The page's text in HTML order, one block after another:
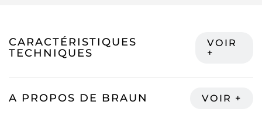
CARACTÉRISTIQUES
TECHNIQUES
A PROPOS DE BRAUN